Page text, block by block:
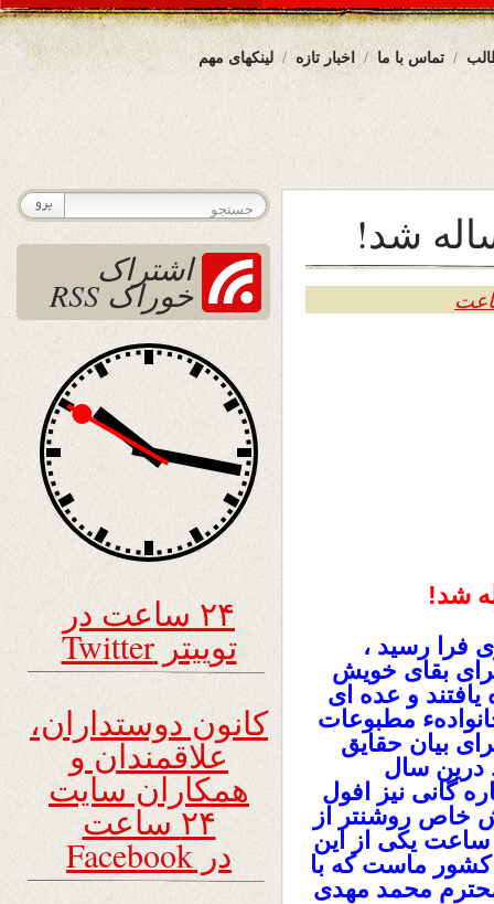
لینکهای مهم اخبار تازه تماس با ما
شد!
شد!
فرا رسید ،
بقای خویش
و عده ای
مطبوعات
بیان حقایق
درین سال
گانی نیز افول
خاص روشنتر از
یکی از این
ماست که با
محمد مهدی
اشتراک
خوراک RSS
۲۴ ساعت در
توییتر Twitter
کانون دوستداران،
علاقمندان و
همکاران سایت
۲۴ ساعت
در Facebook